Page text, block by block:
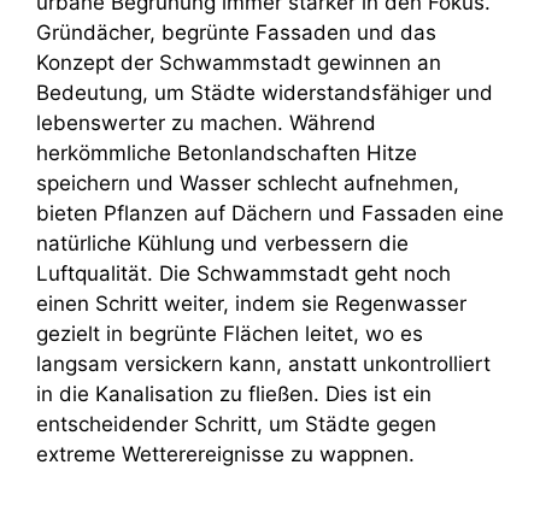
Gründächer, begrünte Fassaden und das
Konzept der Schwammstadt gewinnen an
Bedeutung, um Städte widerstandsfähiger und
lebenswerter zu machen. Während
herkömmliche Betonlandschaften Hitze
speichern und Wasser schlecht aufnehmen,
bieten Pflanzen auf Dächern und Fassaden eine
natürliche Kühlung und verbessern die
Luftqualität. Die Schwammstadt geht noch
einen Schritt weiter, indem sie Regenwasser
gezielt in begrünte Flächen leitet, wo es
langsam versickern kann, anstatt unkontrolliert
in die Kanalisation zu fließen. Dies ist ein
entscheidender Schritt, um Städte gegen
extreme Wetterereignisse zu wappnen.